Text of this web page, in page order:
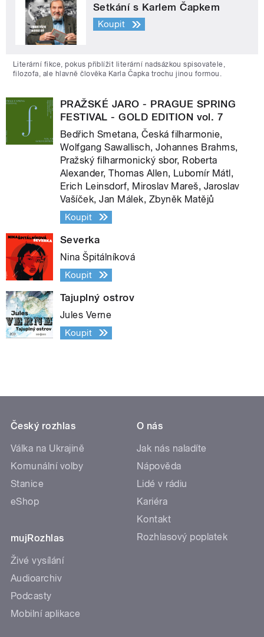
Setkání s Karlem Čapkem
Koupit
Literární fikce, pokus přiblížit literární nadsázkou spisovatele,
filozofa, ale hlavně člověka Karla Čapka trochu jinou formou.
PRAŽSKÉ JARO - PRAGUE SPRING
FESTIVAL - GOLD EDITION vol. 7
Bedřich Smetana, Česká filharmonie,
Wolfgang Sawallisch, Johannes Brahms,
Pražský filharmonický sbor, Roberta
Alexander, Thomas Allen, Lubomír Mátl,
Erich Leinsdorf, Miroslav Mareš, Jaroslav
Vašíček, Jan Málek, Zbyněk Matějů
Koupit
Severka
Nina Špitálníková
Koupit
Tajuplný ostrov
Jules Verne
Koupit
Český rozhlas
Válka na Ukrajině
Komunální volby
Stanice
eShop
mujRozhlas
Živé vysílání
Audioarchiv
Podcasty
Mobilní aplikace
O nás
Jak nás naladíte
Nápověda
Lidé v rádiu
Kariéra
Kontakt
Rozhlasový poplatek